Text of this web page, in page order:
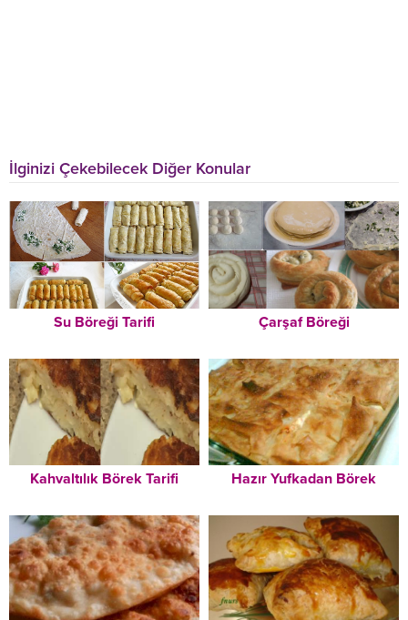
İlginizi Çekebilecek Diğer Konular
Su Böreği Tarifi Çarşaf Böreği
Kahvaltılık Börek Tarifi Hazır Yufkadan Börek